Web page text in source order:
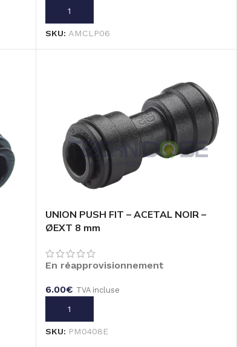
AJOUTER AU PANIER
SKU: AMCLP06
UNION PUSH FIT – ACETAL NOIR –
ØEXT 8 mm
En réapprovisionnement
6.00€ TVA incluse
AJOUTER AU PANIER
SKU: PM0408E